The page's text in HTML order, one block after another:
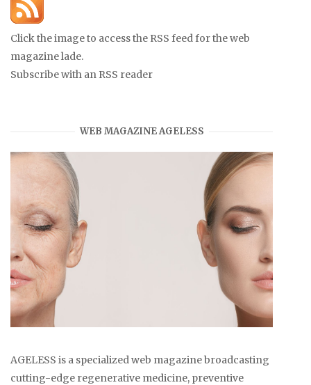
Click the image to access the RSS feed for the web
magazine lade.
Subscribe with an RSS reader
WEB MAGAZINE AGELESS
AGELESS is a specialized web magazine broadcasting
cutting-edge regenerative medicine, preventive